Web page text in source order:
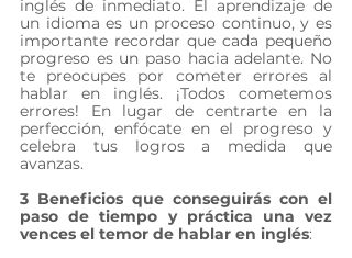
inglés de inmediato. El aprendizaje de
un idioma es un proceso continuo, y es
importante recordar que cada pequeño
progreso es un paso hacia adelante. No
te preocupes por cometer errores al
hablar en inglés. ¡Todos cometemos
errores! En lugar de centrarte en la
perfección, enfócate en el progreso y
celebra tus logros a medida que
avanzas.
3 Beneficios que conseguirás con el
paso de tiempo y práctica una vez
vences el temor de hablar en inglés: